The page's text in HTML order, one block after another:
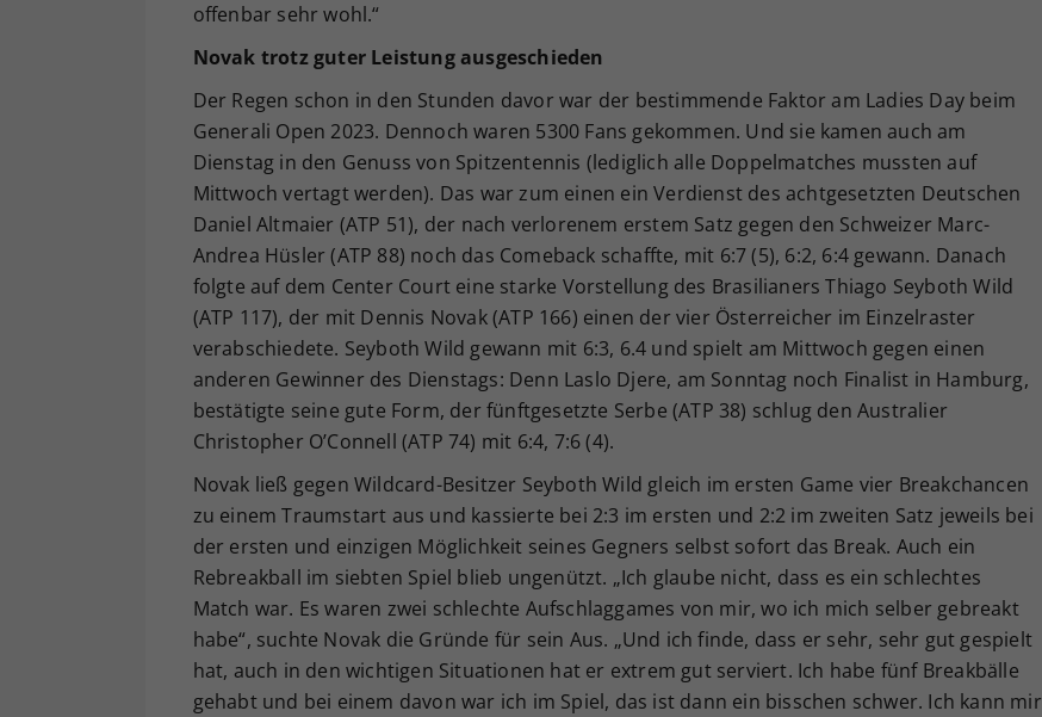
offenbar sehr wohl.“
Novak trotz guter Leistung ausgeschieden
Der Regen schon in den Stunden davor war der bestimmende Faktor am Ladies Day beim
Generali Open 2023. Dennoch waren 5300 Fans gekommen. Und sie kamen auch am
Dienstag in den Genuss von Spitzentennis (lediglich alle Doppelmatches mussten auf
Mittwoch vertagt werden). Das war zum einen ein Verdienst des achtgesetzten Deutschen
Daniel Altmaier (ATP 51), der nach verlorenem erstem Satz gegen den Schweizer Marc-
Andrea Hüsler (ATP 88) noch das Comeback schaffte, mit 6:7 (5), 6:2, 6:4 gewann. Danach
folgte auf dem Center Court eine starke Vorstellung des Brasilianers Thiago Seyboth Wild
(ATP 117), der mit Dennis Novak (ATP 166) einen der vier Österreicher im Einzelraster
verabschiedete. Seyboth Wild gewann mit 6:3, 6.4 und spielt am Mittwoch gegen einen
anderen Gewinner des Dienstags: Denn Laslo Djere, am Sonntag noch Finalist in Hamburg,
bestätigte seine gute Form, der fünftgesetzte Serbe (ATP 38) schlug den Australier
Christopher O’Connell (ATP 74) mit 6:4, 7:6 (4).
Novak ließ gegen Wildcard-Besitzer Seyboth Wild gleich im ersten Game vier Breakchancen
zu einem Traumstart aus und kassierte bei 2:3 im ersten und 2:2 im zweiten Satz jeweils bei
der ersten und einzigen Möglichkeit seines Gegners selbst sofort das Break. Auch ein
Rebreakball im siebten Spiel blieb ungenützt. „Ich glaube nicht, dass es ein schlechtes
Match war. Es waren zwei schlechte Aufschlaggames von mir, wo ich mich selber gebreakt
habe“, suchte Novak die Gründe für sein Aus. „Und ich finde, dass er sehr, sehr gut gespielt
hat, auch in den wichtigen Situationen hat er extrem gut serviert. Ich habe fünf Breakbälle
gehabt und bei einem davon war ich im Spiel, das ist dann ein bisschen schwer. Ich kann mir